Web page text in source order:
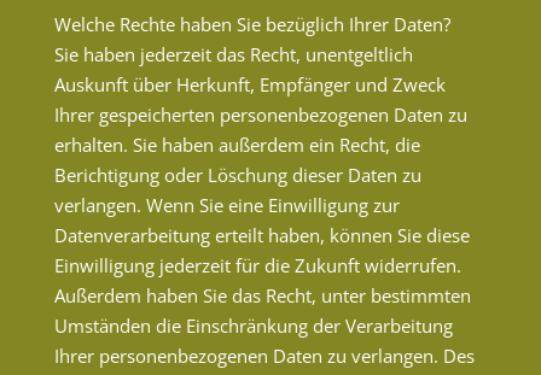
Welche Rechte haben Sie bezüglich Ihrer Daten?
Sie haben jederzeit das Recht, unentgeltlich
Auskunft über Herkunft, Empfänger und Zweck
Ihrer gespeicherten personenbezogenen Daten zu
erhalten. Sie haben außerdem ein Recht, die
Berichtigung oder Löschung dieser Daten zu
verlangen. Wenn Sie eine Einwilligung zur
Datenverarbeitung erteilt haben, können Sie diese
Einwilligung jederzeit für die Zukunft widerrufen.
Außerdem haben Sie das Recht, unter bestimmten
Umständen die Einschränkung der Verarbeitung
Ihrer personenbezogenen Daten zu verlangen. Des